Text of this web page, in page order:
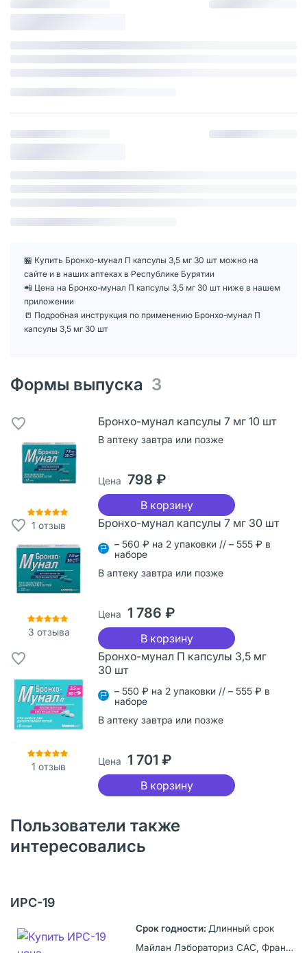
🏪 Купить Бронхо-мунал П капсулы 3,5 мг 30 шт можно на
сайте и в наших аптеках в Республике Бурятии
📲 Цена на Бронхо-мунал П капсулы 3,5 мг 30 шт ниже в нашем
приложении
📒 Подробная инструкция по применению Бронхо-мунал П
капсулы 3,5 мг 30 шт
Формы выпуска 3
1 отзыв
Бронхо-мунал капсулы 7 мг 10 шт
В аптеку завтра или позже
Цена 798 ₽
В корзину
3 отзыва
Бронхо-мунал капсулы 7 мг 30 шт
– 560 ₽ на 2 упаковки // – 555 ₽ в
наборе
В аптеку завтра или позже
Цена 1 786 ₽
В корзину
1 отзыв
Бронхо-мунал П капсулы 3,5 мг
30 шт
– 550 ₽ на 2 упаковки // – 555 ₽ в
наборе
В аптеку завтра или позже
Цена 1 701 ₽
В корзину
Пользователи также
интересовались
ИРС-19
Длинный срок
Майлан Лэбораториз САС, Франция